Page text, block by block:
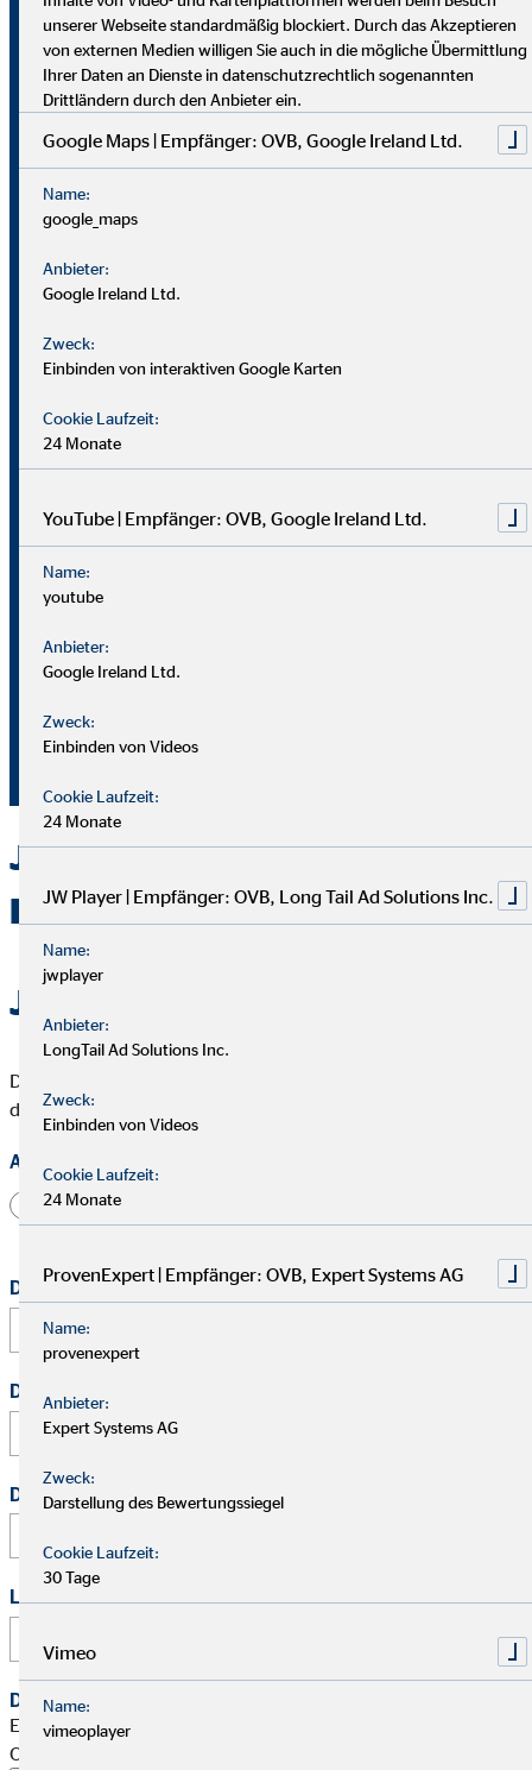
Wissen praktisch an. Nach einer Job-Pause kannst du flexibel
einsteigen, und Finanzprofis finden bei uns neue Chancen.
Bei OVB gibt es keine Grenzen: Unser Karriereplan bietet
Aufstiegsmöglichkeiten durch Ausbildung und Praxis.
Unterstützung bekommst du von deinem Team und deiner
Jetzt bei OVB in Diepholz als
Berater durchstarten
Jetzt bewerben
Die mit * gekennzeichneten Felder müssen ausgefüllt werden,
damit wir Deine Bewerbung bearbeiten können.
Anrede
Herr
Dein vollständiger Name *
Deine E-Mail Adresse
Deine Telefonnummer
Link zu Deinem Business-Profil (Xing / LinkedIn / andere)
Dein Begleitschreiben
Erlaubte Formate: PDF, Word, ZIP, OpenOffice,
OpenDocument, JPG, PNG, BMP | Maximal 20 MB
unserer Webseite standardmäßig blockiert. Durch das Akzeptieren
von externen Medien willigen Sie auch in die mögliche Übermittlung
Ihrer Daten an Dienste in datenschutzrechtlich sogenannten
Drittländern durch den Anbieter ein.
Google Maps | Empfänger: OVB, Google Ireland Ltd.
Name:
google_maps
Anbieter:
Google Ireland Ltd.
Zweck:
Einbinden von interaktiven Google Karten
Cookie Laufzeit:
24 Monate
YouTube | Empfänger: OVB, Google Ireland Ltd.
Name:
youtube
Anbieter:
Google Ireland Ltd.
Zweck:
Einbinden von Videos
Cookie Laufzeit:
24 Monate
JW Player | Empfänger: OVB, Long Tail Ad Solutions Inc.
Name:
jwplayer
Anbieter:
LongTail Ad Solutions Inc.
Zweck:
Einbinden von Videos
Cookie Laufzeit:
24 Monate
ProvenExpert | Empfänger: OVB, Expert Systems AG
Name:
provenexpert
Anbieter:
Expert Systems AG
Zweck:
Darstellung des Bewertungssiegel
Cookie Laufzeit:
30 Tage
Vimeo
Name:
vimeoplayer